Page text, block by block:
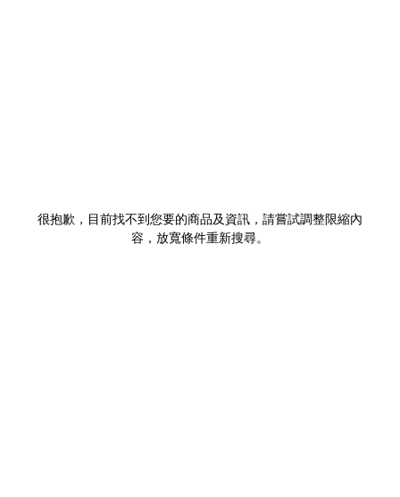
很抱歉，目前找不到您要的商品及資訊，請嘗試調整限縮內
容，放寬條件重新搜尋。